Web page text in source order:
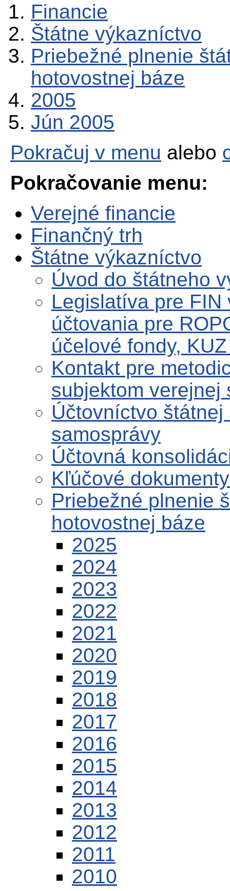
Financie
Štátne výkazníctvo
Priebežné plnenie
hotovostnej báze
2005
Jún 2005
Pokračuj v menu alebo
Pokračovanie menu:
Verejné financie
Finančný trh
Štátne výkazníctvo
Úvod do štátneho
Legislatíva pre FIN
účtovania pre
účelové fondy,
Kontakt pre
subjektom verejnej
Účtovníctvo
samosprávy
Účtovná
Kľúčové
Priebežné plnenie
hotovostnej báze
2025
2024
2023
2022
2021
2020
2019
2018
2017
2016
2015
2014
2013
2012
2011
2010